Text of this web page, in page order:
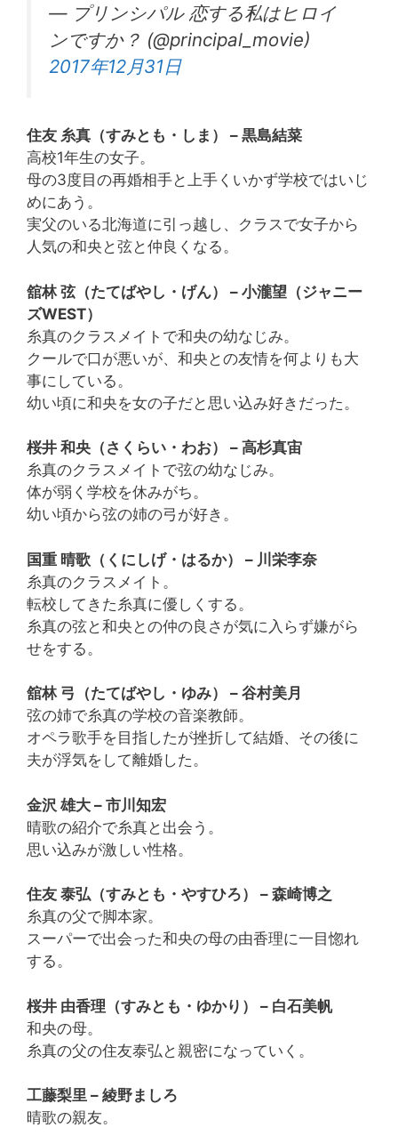
— プリンシパル 恋する私はヒロイ
ンですか？ (@principal_movie)
2017年12月31日
住友 糸真（すみとも・しま） – 黒島結菜
高校1年生の女子。
母の3度目の再婚相手と上手くいかず学校ではいじ
めにあう。
実父のいる北海道に引っ越し、クラスで女子から
人気の和央と弦と仲良くなる。
舘林 弦（たてばやし・げん） – 小瀧望（ジャニー
ズWEST）
糸真のクラスメイトで和央の幼なじみ。
クールで口が悪いが、和央との友情を何よりも大
事にしている。
幼い頃に和央を女の子だと思い込み好きだった。
桜井 和央（さくらい・わお） – 高杉真宙
糸真のクラスメイトで弦の幼なじみ。
体が弱く学校を休みがち。
幼い頃から弦の姉の弓が好き。
国重 晴歌（くにしげ・はるか） – 川栄李奈
糸真のクラスメイト。
転校してきた糸真に優しくする。
糸真の弦と和央との仲の良さが気に入らず嫌がら
せをする。
舘林 弓（たてばやし・ゆみ） – 谷村美月
弦の姉で糸真の学校の音楽教師。
オペラ歌手を目指したが挫折して結婚、その後に
夫が浮気をして離婚した。
金沢 雄大 – 市川知宏
晴歌の紹介で糸真と出会う。
思い込みが激しい性格。
住友 泰弘（すみとも・やすひろ） – 森崎博之
糸真の父で脚本家。
スーパーで出会った和央の母の由香理に一目惚れ
する。
桜井 由香理（すみとも・ゆかり） – 白石美帆
和央の母。
糸真の父の住友泰弘と親密になっていく。
工藤梨里 – 綾野ましろ
晴歌の親友。